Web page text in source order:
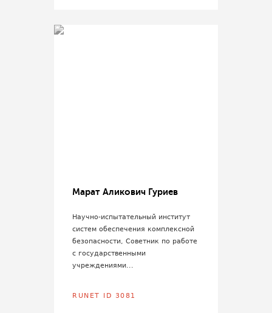
Марат Аликович Гуриев
Научно-испытательный институт
систем обеспечения комплексной
безопасности, Советник по работе
с государственными
учреждениями...
RUNET ID 3081